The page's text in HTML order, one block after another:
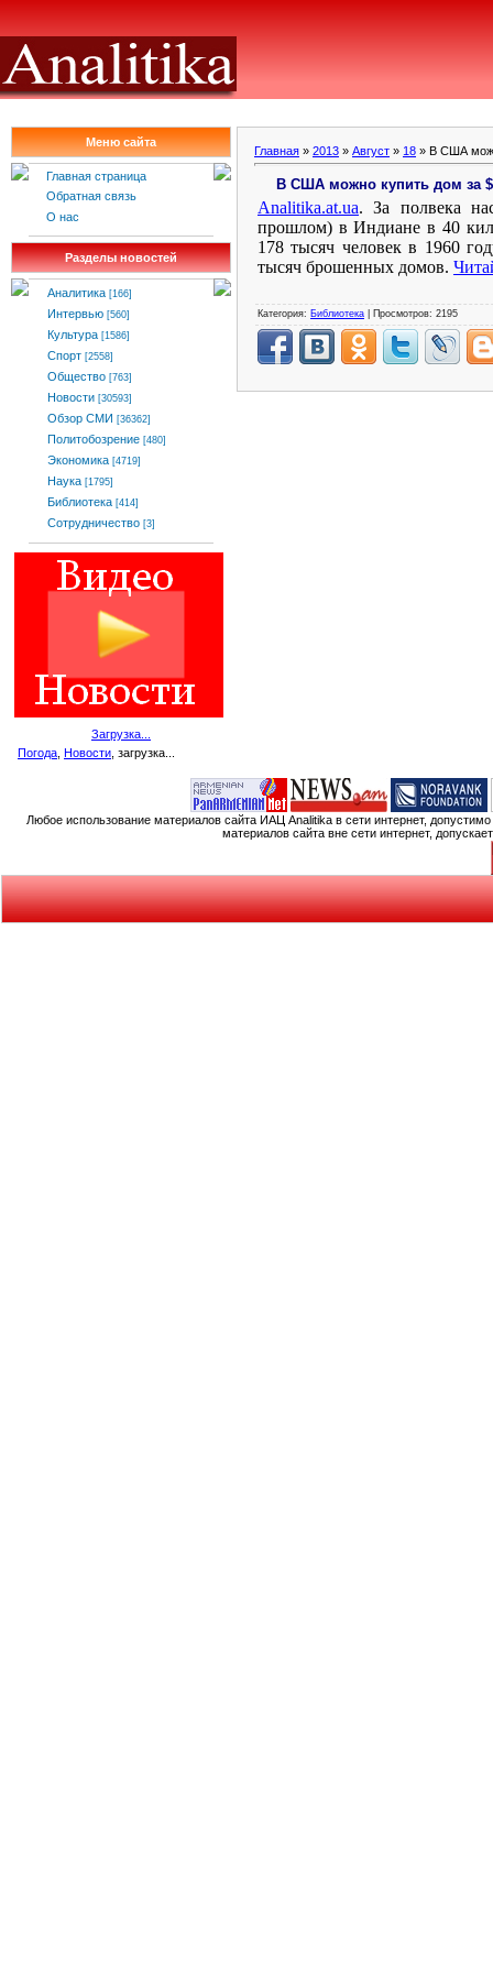
Меню сайта
Главная страница
Обратная связь
О нас
Разделы новостей
Аналитика [166]
Интервью [560]
Культура [1586]
Спорт [2558]
Общество [763]
Новости [30593]
Обзор СМИ [36362]
Политобозрение [480]
Экономика [4719]
Наука [1795]
Библиотека [414]
Сотрудничество [3]
Загрузка...
Погода Новости , загрузка...
Главная » 2013 » Август » 18 » В США
В США можно купить дом за
Analitika.at.ua. За полвека
прошлом) в Индиане в 40
178 тысяч человек в 1960
тысяч брошенных домов.
Категория: Библиотека | Просмотров: 2195
Любое использование материалов сайта ИАЦ Analitika в сети интернет,
материалов сайта вне сети интернет,